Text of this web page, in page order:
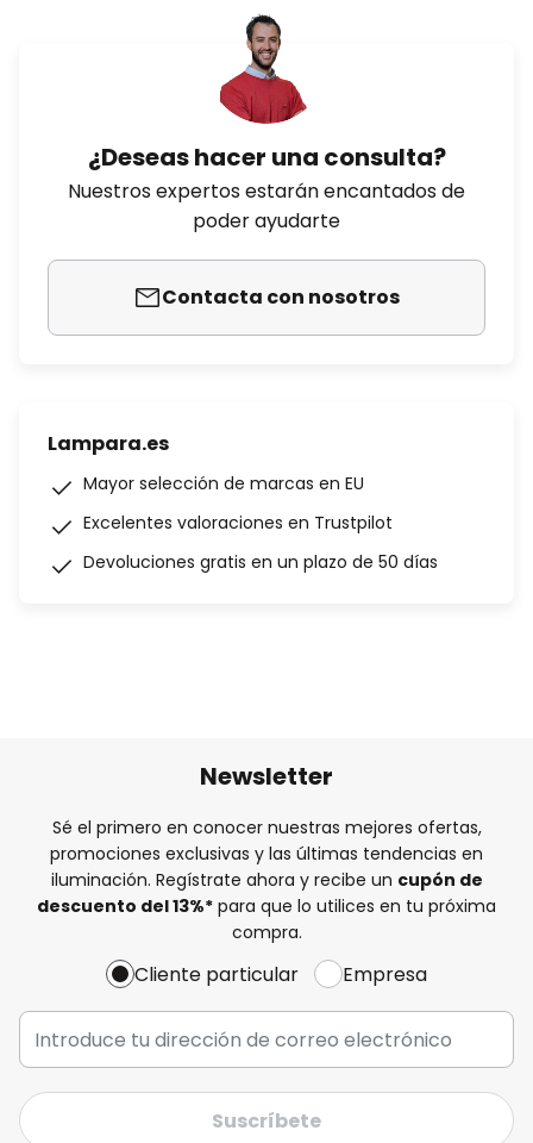
¿Deseas hacer una consulta?
Nuestros expertos estarán encantados de
poder ayudarte
Contacta con nosotros
Lampara.es
Mayor selección de marcas en EU
Excelentes valoraciones en Trustpilot
Devoluciones gratis en un plazo de 50 días
Newsletter
Sé el primero en conocer nuestras mejores ofertas,
promociones exclusivas y las últimas tendencias en
iluminación. Regístrate ahora y recibe un cupón de
descuento del13%* para que lo utilices en tu próxima
compra.
Cliente particular Empresa
Suscríbete